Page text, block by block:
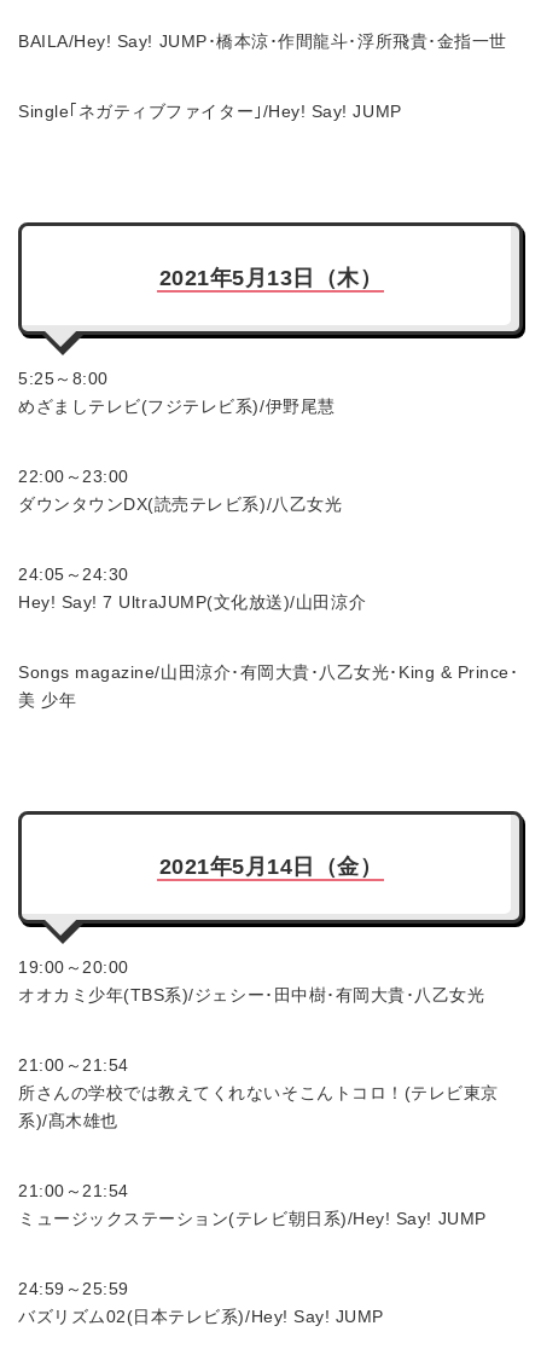
BAILA/Hey! Say! JUMP･橋本涼･作間龍斗･浮所飛貴･金指一世
Single｢ネガティブファイター｣/Hey! Say! JUMP
2021年5月13日（木）
5:25～8:00
めざましテレビ(フジテレビ系)/伊野尾慧
22:00～23:00
ダウンタウンDX(読売テレビ系)/八乙女光
24:05～24:30
Hey! Say! 7 UltraJUMP(文化放送)/山田涼介
Songs magazine/山田涼介･有岡大貴･八乙女光･King & Prince･
美 少年
2021年5月14日（金）
19:00～20:00
オオカミ少年(TBS系)/ジェシー･田中樹･有岡大貴･八乙女光
21:00～21:54
所さんの学校では教えてくれないそこんトコロ！(テレビ東京
系)/髙木雄也
21:00～21:54
ミュージックステーション(テレビ朝日系)/Hey! Say! JUMP
24:59～25:59
バズリズム02(日本テレビ系)/Hey! Say! JUMP